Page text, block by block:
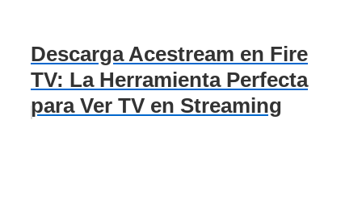
Descarga Acestream en Fire
TV: La Herramienta Perfecta
para Ver TV en Streaming